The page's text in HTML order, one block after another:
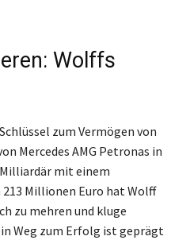
Wolffs
zum Vermögen von
Mercedes AMG Petronas in
mit einem
Millionen Euro hat Wolff
zu mehren und kluge
Weg zum Erfolg ist geprägt